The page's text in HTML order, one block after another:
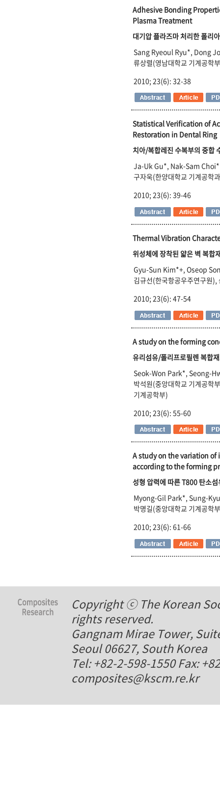
Adhesive Bonding
Plasma Treatment
대기압 플라즈마 처리한 폴리
Sang Ryeoul Ryu*, Dong
류상렬(영남대학교 기계공학
2010; 23(6): 32-38
Statistical Verification of
Restoration in Dental Ring
치아/복합레진 수복부의 중합
Ja-Uk Gu*, Nak-Sam
구자욱(한양대학교 기계공학
2010; 23(6): 39-46
Thermal Vibration
위성체에 장착된 얇은 벽 복합
Gyu-Sun Kim*+, Oseop
김규선(한국항공우주연구원
2010; 23(6): 47-54
A study on the forming
유리섬유/폴리프로필렌 복합
Seok-Won Park*, Seong-
박석원(중앙대학교 기계공학
기계공학부)
2010; 23(6): 55-60
A study on the variation
according to the forming
성형 압력에 따른 T800 탄소
Myong-Gil Park*, Sung-
박명길(중앙대학교 기계공학
2010; 23(6): 61-66
Copyright ⓒ The Korean
rights reserved.
Gangnam Mirae Tower,
Seoul 06627, South Korea
Tel: +82-2-598-1550 Fax:
composites@kscm.re.kr